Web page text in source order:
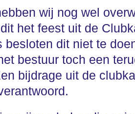
wij nog wel
het feest uit de
besloten dit niet te
bestuur toch een
bijdrage uit de